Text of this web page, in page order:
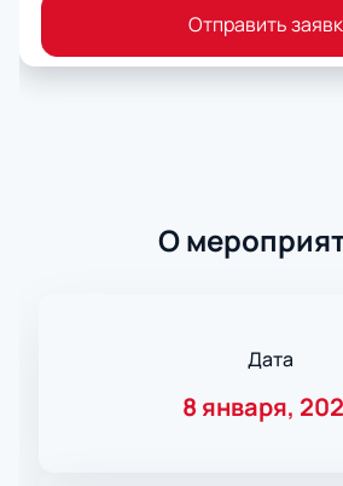
Отправить
О
Дата
8 января,